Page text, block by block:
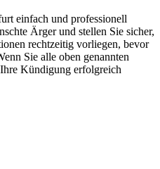
einfach und professionell
Ärger und stellen Sie sicher,
rechtzeitig vorliegen, bevor
Sie alle oben genannten
Kündigung erfolgreich